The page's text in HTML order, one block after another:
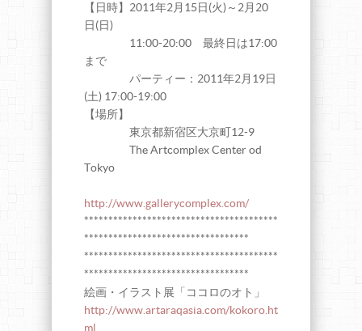
【日時】2011年2月15日(火)～2月20
日(日)
11:00-20:00 最終日は17:00
まで
パーティー：2011年2月19日
(土) 17:00-19:00
【場所】
東京都新宿区大京町12-9
The Artcomplex Center od
Tokyo
http://www.gallerycomplex.com/
****************************************
**********************************
****************************************
**********************************
絵画・イラスト展「ココロのオト」
http://www.artaraqasia.com/kokoro.ht
ml